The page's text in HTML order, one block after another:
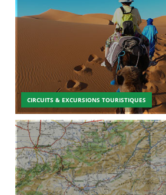
CIRCUITS & EXCURSIONS TOURISTIQUES